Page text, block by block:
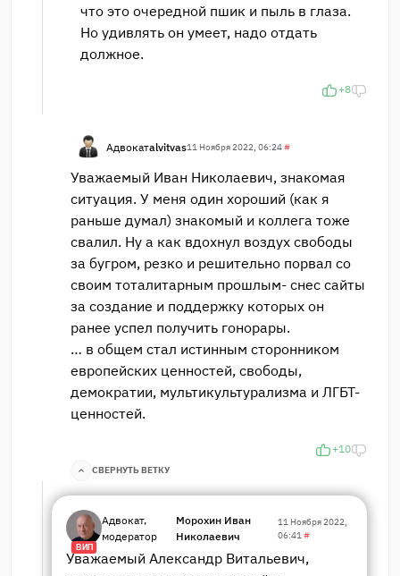
что это очередной пшик и пыль в глаза.
Но удивлять он умеет, надо отдать
должное.
+8
Адвокатalvitvas11 Ноября 2022, 06:24#
Уважаемый Иван Николаевич, знакомая
ситуация. У меня один хороший (как я
раньше думал) знакомый и коллега тоже
свалил. Ну а как вдохнул воздух свободы
за бугром, резко и решительно порвал со
своим тоталитарным прошлым- снес сайты
за создание и поддержку которых он
ранее успел получить гонорары.
… в общем стал истинным сторонником
европейских ценностей, свободы,
демократии, мультикультурализма и ЛГБТ-
ценностей.
+10
СВЕРНУТЬ ВЕТКУ
ВИП
Адвокат,
модератор
Морохин Иван
Николаевич
11 Ноября 2022,
06:41#
Уважаемый Александр Витальевич,